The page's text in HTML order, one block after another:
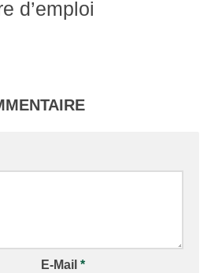
d’emploi
E-Mail *